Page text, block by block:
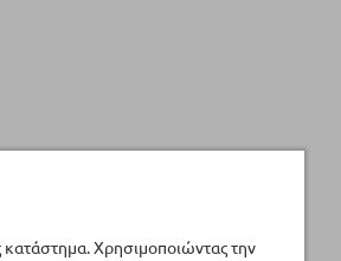
κατάστημα. Χρησιμοποιώντας την